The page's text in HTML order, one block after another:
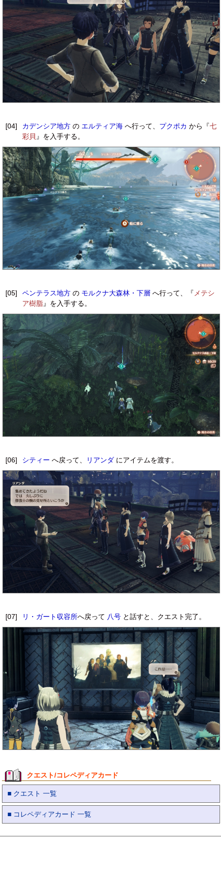
[04] カデンシア地方の エルティア海へ行って、 プクポカ から『七
彩貝 』を入手する。
[05] ペンテラス地方の モルクナ大森林・下層へ行って、『 メテシ
ア樹脂』を入手する。
[06] シティー へ戻って、 リアンダにアイテムを渡す。
[07] リ・ガート収容所へ戻って 八号と話すと、クエスト完了。
クエスト/コレペディアカード
■ クエスト 一覧
■ コレペディアカード 一覧